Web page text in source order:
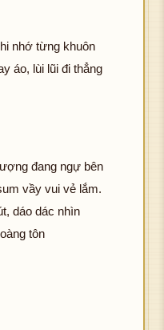
nhớ từng khuôn
áo, lùi lũi đi thẳng
đang ngự bên
vầy vui vẻ lắm.
dáo dác nhìn
tôn